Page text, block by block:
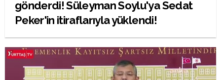
gönderdi! Süleyman Soylu'ya Sedat
Peker'in itiraflarıyla yüklendi!